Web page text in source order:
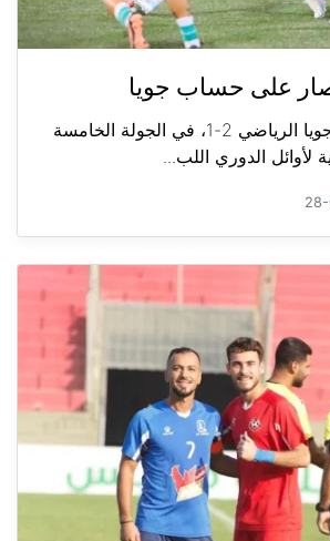
على حساب جويا
فوز الأنصار على جويا الرياضي 2-1، في الجولة الخامسة
لأوائل الدوري اللب...